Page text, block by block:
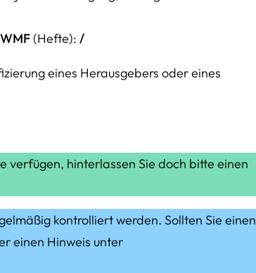
WMF (Hefte): /
eines Herausgebers oder eines
verfügen, hinterlassen Sie doch bitte einen
kontrolliert werden. Sollten Sie einen
einen Hinweis unter